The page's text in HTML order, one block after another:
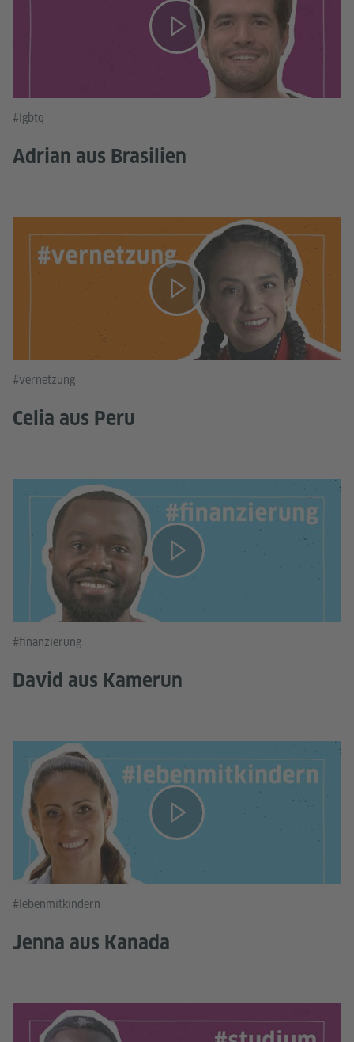
#lgbtq
Adrian aus Brasilien
#vernetzung
Celia aus Peru
#finanzierung
David aus Kamerun
#lebenmitkindern
Jenna aus Kanada